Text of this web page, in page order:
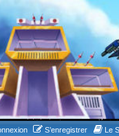
S’enregistrer Le